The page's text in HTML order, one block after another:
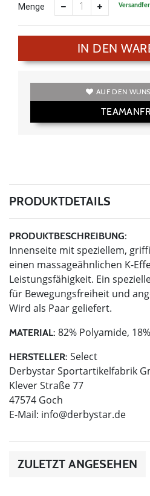
Menge
IN DEN
AUF DEN
PRODUKTDETAILS
PRODUKTBESCHREIBUNG:
Innenseite mit speziellem,
einen massageähnlichen K-
Leistungsfähigkeit. Ein
für Bewegungsfreiheit und
Wird als Paar geliefert.
MATERIAL: 82% Polyamide,
HERSTELLER: Select
Derbystar Sportartikelfabrik
Klever Straße 77
47574 Goch
E-Mail: info@derbystar.de
ZULETZT ANGESEHEN